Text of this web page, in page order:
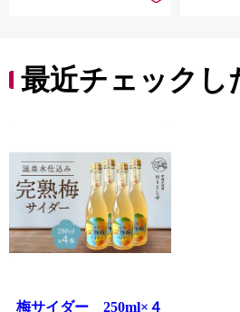
最近チェックし
梅サイダー 250ml×４